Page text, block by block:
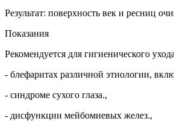
Результат: поверхность век и ресниц
Показания
Рекомендуется для гигиенического
- блефаритах различной этиологии,
- синдроме сухого глаза.,
- дисфункции мейбомиевых желез.,